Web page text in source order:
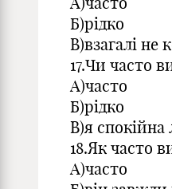
Б)рідко
В)взагалі не
17.Чи часто
А)часто
Б)рідко
В)я
18.Як часто
А)часто